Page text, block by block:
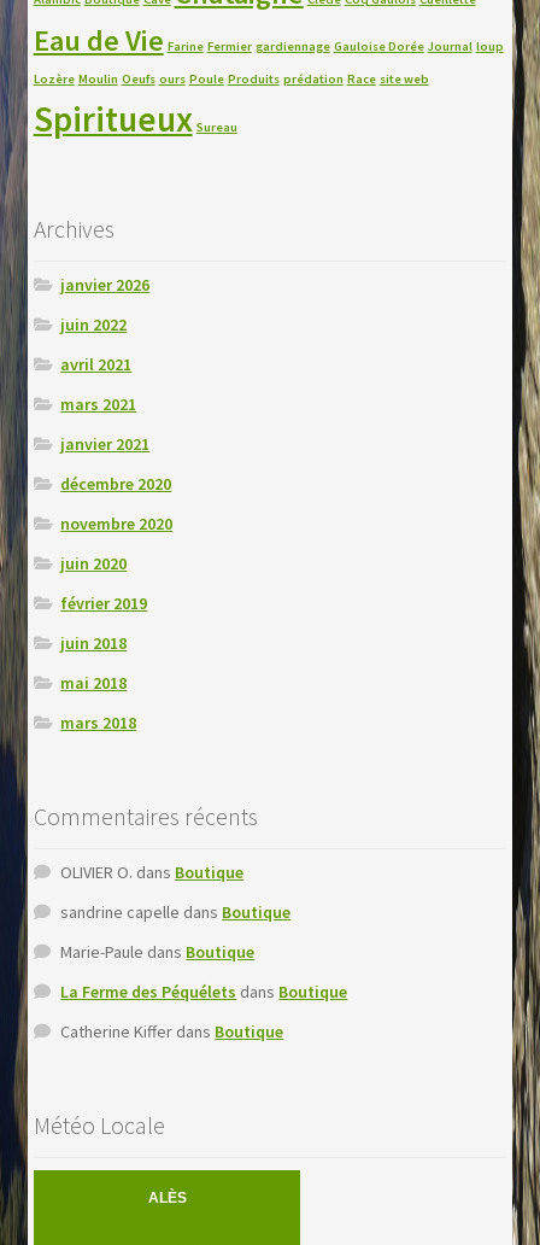
Eau de Vie Farine Fermier gardiennage Gauloise Dorée Journal loup
Lozère Moulin Oeufs ours Poule Produits prédation Race site web
Spiritueux Sureau
Archives
janvier 2026
juin 2022
avril 2021
mars 2021
janvier 2021
décembre 2020
novembre 2020
juin 2020
février 2019
juin 2018
mai 2018
mars 2018
Commentaires récents
OLIVIER O. dans Boutique
sandrine capelle dans Boutique
Marie-Paule dans Boutique
La Ferme des Péquélets dans Boutique
Catherine Kiffer dans Boutique
Météo Locale